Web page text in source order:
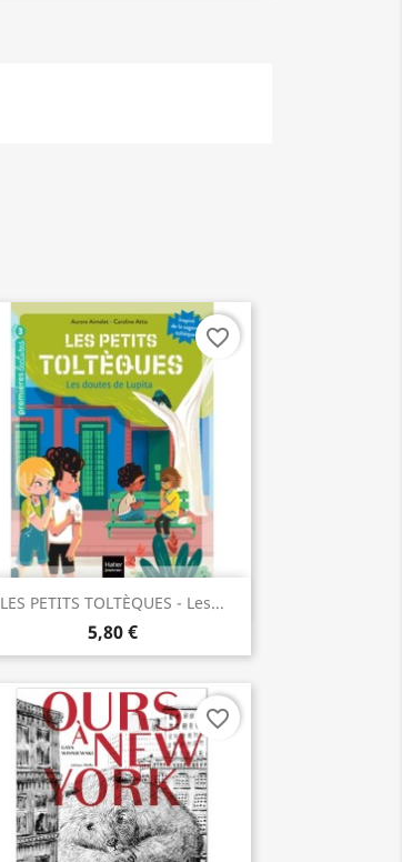
LES PETITS TOLTÈQUES - Les...
5,80 €
Aperçu rapide
favorite_border
favorite_border